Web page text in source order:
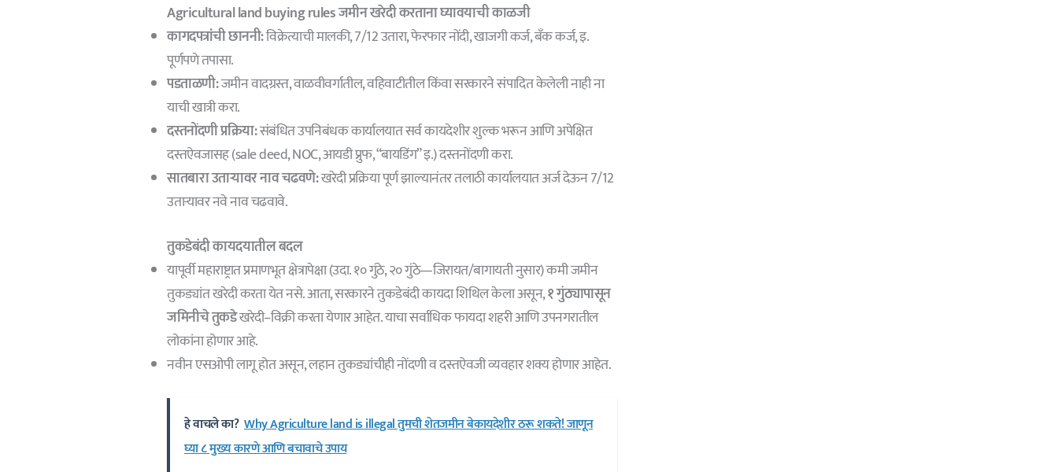
Agricultural land buying rules जमीन खरेदी करताना घ्यावयाची काळजी
कागदपत्रांची छाननी:विक्रेत्याची मालकी, 7/12 उतारा, फेरफार नोंदी, खाजगी कर्ज, बँक कर्ज, इ.
पूर्णपणे तपासा.
पडताळणी:जमीन वादग्रस्त, वाळवीवर्गातील, वहिवाटीतील किंवा सरकारने संपादित केलेली नाही ना
याची खात्री करा.
दस्तनोंदणी प्रक्रिया:संबंधित उपनिबंधक कार्यालयात सर्व कायदेशीर शुल्क भरून आणि अपेक्षित
दस्तऐवजासह (sale deed, NOC, आयडी प्रुफ, “बायडिंग” इ.) दस्तनोंदणी करा.
सातबारा उताऱ्यावर नाव चढवणे:खरेदी प्रक्रिया पूर्ण झाल्यानंतर तलाठी कार्यालयात अर्ज देऊन 7/12
उताऱ्यावर नवे नाव चढवावे.
तुकडेबंदी कायदयातील बदल
यापूर्वी महाराष्ट्रात प्रमाणभूत क्षेत्रापेक्षा (उदा. १० गुंठे, २० गुंठे—जिरायत/बागायती नुसार) कमी जमीन
तुकड्यांत खरेदी करता येत नसे. आता, सरकारने तुकडेबंदी कायदा शिथिल केला असून,१ गुंठ्यापासून
जमिनीचे तुकडेखरेदी–विक्री करता येणार आहेत. याचा सर्वाधिक फायदा शहरी आणि उपनगरातील
लोकांना होणार आहे.
नवीन एसओपी लागू होत असून, लहान तुकड्यांचीही नोंदणी व दस्तऐवजी व्यवहार शक्य होणार आहेत.
हे वाचले का? Why Agriculture land is illegal तुमची शेतजमीन बेकायदेशीर ठरू शकते! जाणून
घ्या ८ मुख्य कारणे आणि बचावाचे उपाय